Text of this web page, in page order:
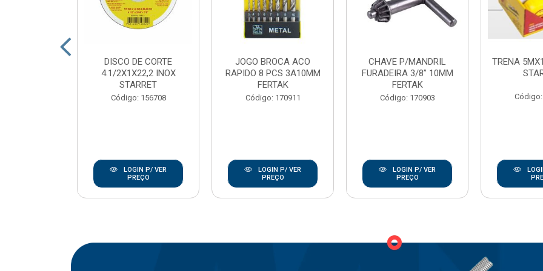
DISCO DE CORTE
4.1/2X1X22,2 INOX
STARRET
Código: 156708
LOGIN P/ VER
PREÇO
JOGO BROCA ACO
RAPIDO 8 PCS 3A10MM
FERTAK
Código: 170911
LOGIN P/ VER
PREÇO
CHAVE P/MANDRIL
FURADEIRA 3/8” 10MM
FERTAK
Código: 170903
LOGIN P/ VER
PREÇO
TRENA